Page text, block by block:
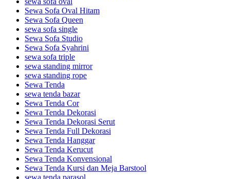
Sewa Sofa Oval Hitam
Sewa Sofa Queen
sewa sofa single
Sewa Sofa Studio
Sewa Sofa Syahrini
sewa sofa triple
sewa standing mirror
sewa standing rope
Sewa Tenda
sewa tenda bazar
Sewa Tenda Cor
Sewa Tenda Dekorasi
Sewa Tenda Dekorasi Serut
Sewa Tenda Full Dekorasi
Sewa Tenda Hanggar
Sewa Tenda Kerucut
Sewa Tenda Konvensional
Sewa Tenda Kursi dan Meja Barstool
sewa tenda parasol